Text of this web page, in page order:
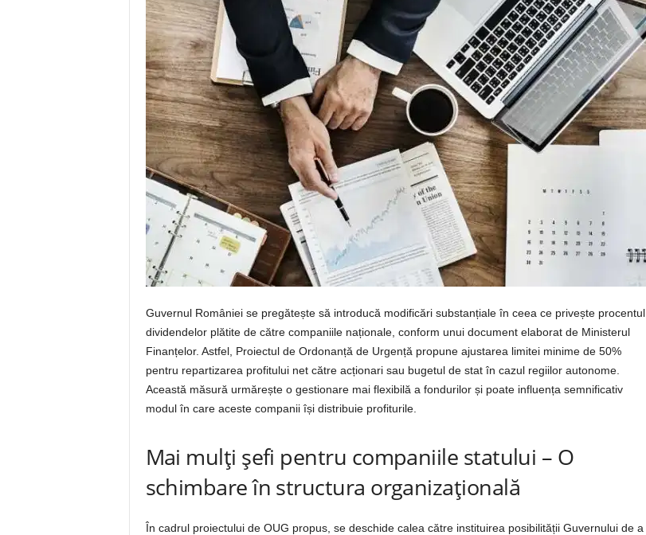
Guvernul României se pregătește să introducă modificări substanțiale în ceea ce privește procentul
dividendelor plătite de către companiile naționale, conform unui document elaborat de Ministerul
Finanțelor. Astfel, Proiectul de Ordonanță de Urgență propune ajustarea limitei minime de 50%
pentru repartizarea profitului net către acționari sau bugetul de stat în cazul regiilor autonome.
Această măsură urmărește o gestionare mai flexibilă a fondurilor și poate influența semnificativ
modul în care aceste companii își distribuie profiturile.
Mai mulți șefi pentru companiile statului – O
schimbare în structura organizațională
În cadrul proiectului de OUG propus, se deschide calea către instituirea posibilității Guvernului de a